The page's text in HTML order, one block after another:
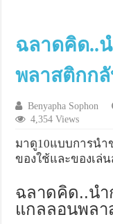
ฉลาดคิด..
พลาสติกก
Benyapha Sophon
4,354 Views
มาดู10แบบการน
ของใช้และของเล่
ฉลาดคิด..นำ
แกลลอนพลา